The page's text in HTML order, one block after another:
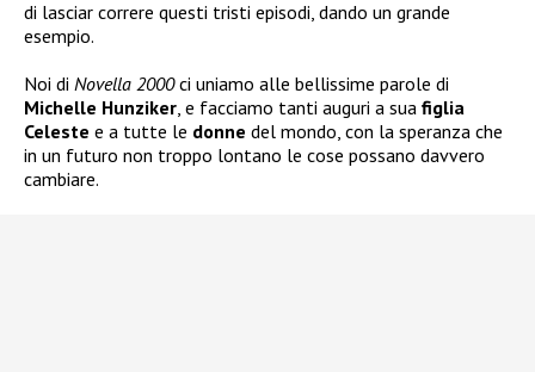
di lasciar correre questi tristi episodi, dando un grande
esempio.
Noi di Novella 2000ci uniamo alle bellissime parole di
Michelle Hunziker, e facciamo tanti auguri a sua figlia
Celeste e a tutte le donne del mondo, con la speranza che
in un futuro non troppo lontano le cose possano davvero
cambiare.